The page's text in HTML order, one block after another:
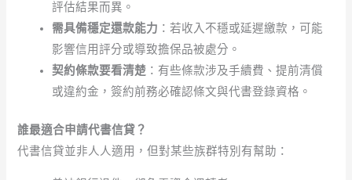
評估結果而異。
需具備穩定還款能力 ：若收入不穩或延遲繳款，可能
影響信用評分或導致擔保品被處分。
契約條款要看清楚 ：有些條款涉及手續費、提前清償
或違約金，簽約前務必確認條文與代書登錄資格。
誰最適合申請代書信貸？
代書信貸並非人人適用，但對某些族群特別有幫助：